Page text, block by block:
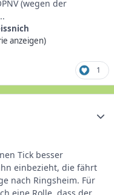
(wegen der
anzeigen)
1
Tick besser
einbezieht, die fährt
nach Ringsheim. Für